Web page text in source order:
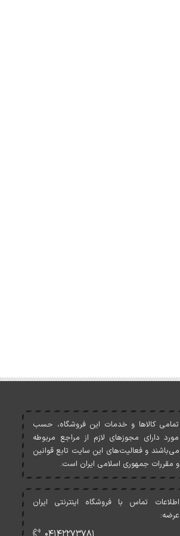
تمامی کالاها و خدمات اين فروشگاه، حسب
مورد دارای مجوزهای لازم از مراجع مربوطه
می‌باشند و فعاليت‌های اين سايت تابع قوانين
و مقررات جمهوری اسلامی ايران است.
اطلاعات تماس با فروشگاه اینترنتی ایران
عرضه: